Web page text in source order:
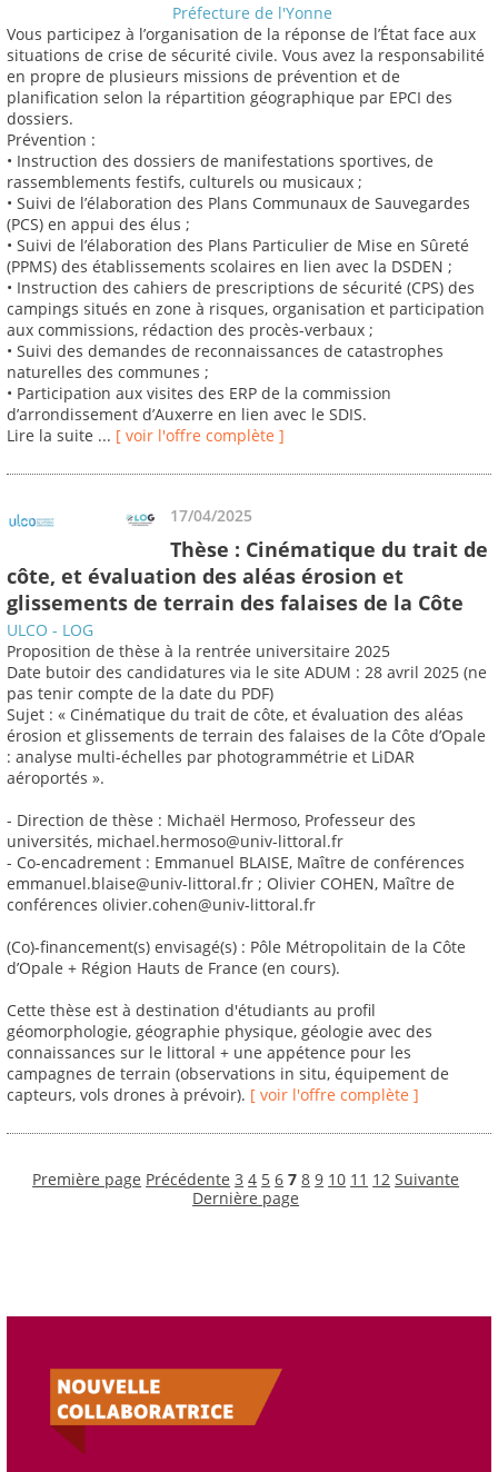
Préfecture de l'Yonne
Vous participez à l’organisation de la réponse de l’État face aux
situations de crise de sécurité civile. Vous avez la responsabilité
en propre de plusieurs missions de prévention et de
planification selon la répartition géographique par EPCI des
dossiers.
Prévention :
• Instruction des dossiers de manifestations sportives, de
rassemblements festifs, culturels ou musicaux ;
• Suivi de l’élaboration des Plans Communaux de Sauvegardes
(PCS) en appui des élus ;
• Suivi de l’élaboration des Plans Particulier de Mise en Sûreté
(PPMS) des établissements scolaires en lien avec la DSDEN ;
• Instruction des cahiers de prescriptions de sécurité (CPS) des
campings situés en zone à risques, organisation et participation
aux commissions, rédaction des procès-verbaux ;
• Suivi des demandes de reconnaissances de catastrophes
naturelles des communes ;
• Participation aux visites des ERP de la commission
d’arrondissement d’Auxerre en lien avec le SDIS.
Lire la suite ... [ voir l'offre complète ]
17/04/2025
Thèse : Cinématique du trait de
côte, et évaluation des aléas érosion et
glissements de terrain des falaises de la Côte
ULCO - LOG
Proposition de thèse à la rentrée universitaire 2025
Date butoir des candidatures via le site ADUM : 28 avril 2025 (ne
pas tenir compte de la date du PDF)
Sujet : « Cinématique du trait de côte, et évaluation des aléas
érosion et glissements de terrain des falaises de la Côte d’Opale
: analyse multi-échelles par photogrammétrie et LiDAR
aéroportés ».
- Direction de thèse : Michaël Hermoso, Professeur des
universités, michael.hermoso@univ-littoral.fr
- Co-encadrement : Emmanuel BLAISE, Maître de conférences
emmanuel.blaise@univ-littoral.fr ; Olivier COHEN, Maître de
conférences olivier.cohen@univ-littoral.fr
(Co)-financement(s) envisagé(s) : Pôle Métropolitain de la Côte
d’Opale + Région Hauts de France (en cours).
Cette thèse est à destination d'étudiants au profil
géomorphologie, géographie physique, géologie avec des
connaissances sur le littoral + une appétence pour les
campagnes de terrain (observations in situ, équipement de
capteurs, vols drones à prévoir). [ voir l'offre complète ]
Première page Précédente 3 4 5 6 7 8 9 10 11 12 Suivante
Dernière page